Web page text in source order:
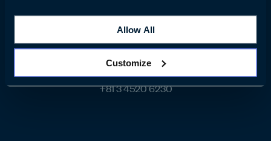
Allow All
Customize
Coordonnées géographiques
No.R Akasaka-Mitsuke 9F, 3-9-2 Akasaka Minato-
ku, Tokyo 107-0052, Japan
+81 3 4520 6230